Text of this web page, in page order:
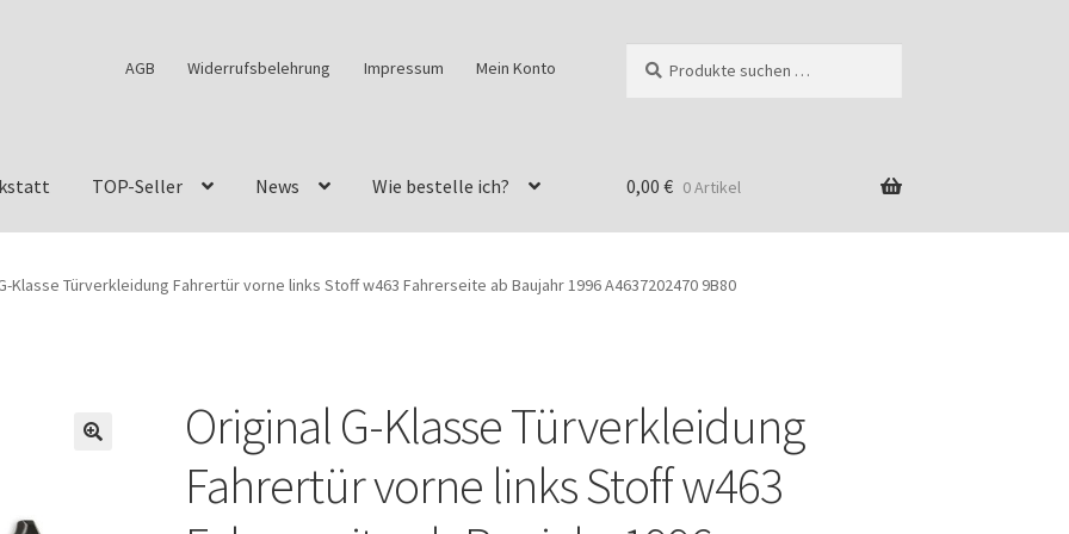
AGB Widerrufsbelehrung Impressum Mein Konto
nach:
TOP-Seller News Wie bestelle ich?
Felge ist für mein G-Modell 2018 verfügbar Widerrufsbelehrung
Restore – Tune – Drive
0,00 € 0 Artikel
Klasse Türverkleidung Fahrertür vorne links Stoff w463 Fahrerseite ab Baujahr 1996 A4637202470 9B80
Original G-Klasse Türverkleidung
Fahrertür vorne links Stoff w463